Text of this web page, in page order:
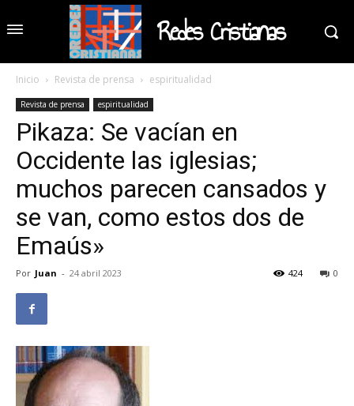
Redes Cristianas
Inicio Revista de prensa espiritualidad
Revista de prensa espiritualidad
Pikaza: Se vacían en
Occidente las iglesias;
muchos parecen cansados y
se van, como estos dos de
Emaús»
Por Juan - 24 abril 2023 0
424